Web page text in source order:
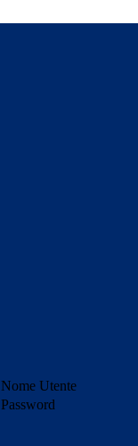
Nome Utente
Password